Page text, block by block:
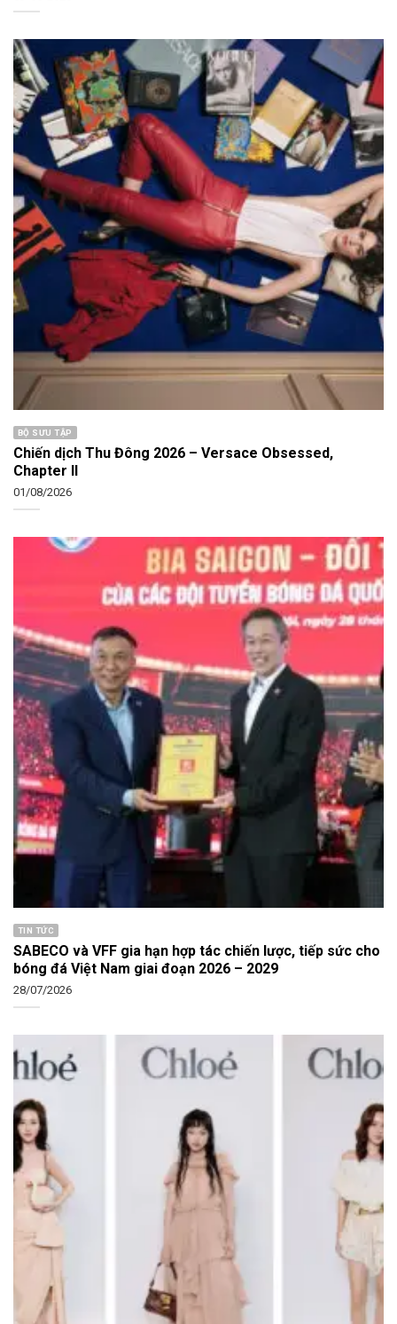
BỘ SƯU TẬP
Chiến dịch Thu Đông 2026 – Versace Obsessed,
Chapter II
01/08/2026
TIN TỨC
SABECO và VFF gia hạn hợp tác chiến lược, tiếp sức cho
bóng đá Việt Nam giai đoạn 2026 – 2029
28/07/2026